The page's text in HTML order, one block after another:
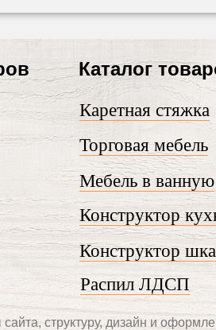
Мебель в ванную
структуру, дизайн и
Конструктор
Конструктор
Распил ЛДСП
Торговая мебель
Каретная стяжка
Каталог